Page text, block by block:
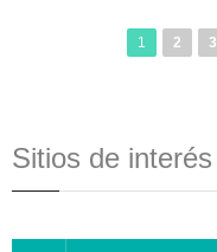
1 2 3
Sitios de interés